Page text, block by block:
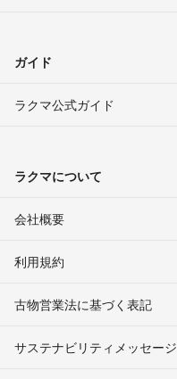
ガイド
ラクマ公式ガイド
ラクマについて
会社概要
利用規約
古物営業法に基づく表記
サステナビリティメッセージ